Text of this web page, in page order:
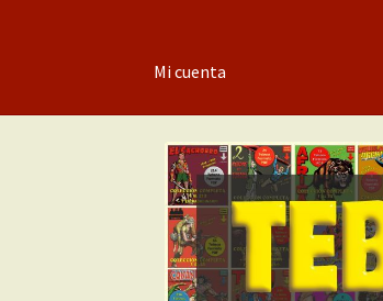
Mi cuenta